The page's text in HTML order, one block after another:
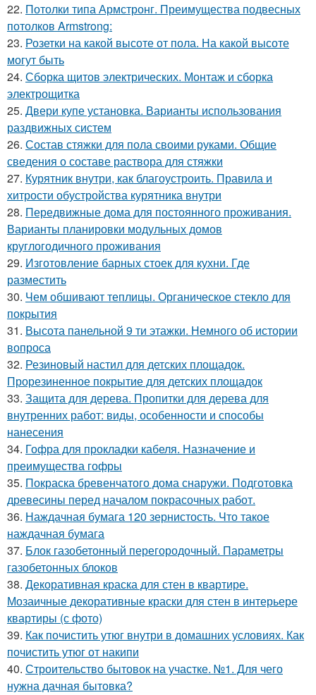
22. Потолки типа Армстронг. Преимущества подвесных
потолков Armstrong:
23. Розетки на какой высоте от пола. На какой высоте
могут быть
24. Сборка щитов электрических. Монтаж и сборка
электрощитка
25. Двери купе установка. Варианты использования
раздвижных систем
26. Состав стяжки для пола своими руками. Общие
сведения о составе раствора для стяжки
27. Курятник внутри, как благоустроить. Правила и
хитрости обустройства курятника внутри
28. Передвижные дома для постоянного проживания.
Варианты планировки модульных домов
круглогодичного проживания
29. Изготовление барных стоек для кухни. Где
разместить
30. Чем обшивают теплицы. Органическое стекло для
покрытия
31. Высота панельной 9 ти этажки. Немного об истории
вопроса
32. Резиновый настил для детских площадок.
Прорезиненное покрытие для детских площадок
33. Защита для дерева. Пропитки для дерева для
внутренних работ: виды, особенности и способы
нанесения
34. Гофра для прокладки кабеля. Назначение и
преимущества гофры
35. Покраска бревенчатого дома снаружи. Подготовка
древесины перед началом покрасочных работ.
36. Наждачная бумага 120 зернистость. Что такое
наждачная бумага
37. Блок газобетонный перегородочный. Параметры
газобетонных блоков
38. Декоративная краска для стен в квартире.
Мозаичные декоративные краски для стен в интерьере
квартиры (с фото)
39. Как почистить утюг внутри в домашних условиях. Как
почистить утюг от накипи
40. Строительство бытовок на участке. №1. Для чего
нужна дачная бытовка?